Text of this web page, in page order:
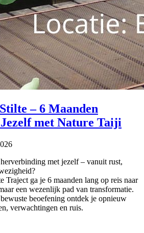
– 6 Maanden
met Nature Taiji
met jezelf – vanuit rust,
Traject ga je 6 maanden lang op reis naar
een wezenlijk pad van transformatie.
beoefening ontdek je opnieuw
verwachtingen en ruis.